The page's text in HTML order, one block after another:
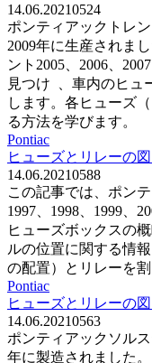
14.06.20210524
ポンティアックトレ
2009年に生産されま
ント2005、2006、
見つけ 、車内のヒュ
します。各ヒューズ
る方法を学びます。
Pontiac
ヒューズとリレーの図
14.06.20210588
この記事では、ポン
1997、1998、1999、
ヒューズボックスの
ルの位置に関する情
の配置）とリレーを
Pontiac
ヒューズとリレーの図
14.06.20210563
ポンティアックソル
年に製造されました